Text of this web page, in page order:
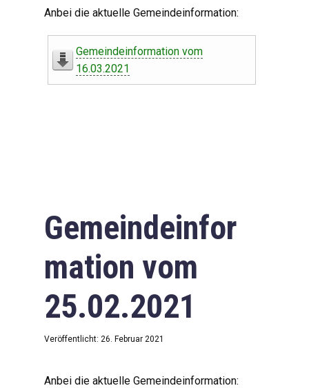
Leben in Oberdorf
Downloads
Impressum
Datenschutzerklärung
Anbei die aktuelle Gemeindeinformation:
Gemeindeinformation vom
16.03.2021
Gemeindeinfor
mation vom
25.02.2021
Veröffentlicht: 26. Februar 2021
Anbei die aktuelle Gemeindeinformation: